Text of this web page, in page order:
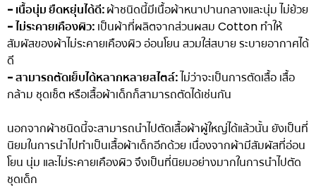
- เนื้อนุ่ม ยืดหยุ่นได้ดี:ผ้าชนิดนี้มีเนื้อผ้าหนาปานกลางและนุ่ม ไม่ย้วย
- ไม่ระคายเคืองผิว: เป็นผ้าที่ผลิตจากส่วนผสม Cotton ทำให้
สัมผัสของผ้าไม่ระคายเคืองผิว อ่อนโยน สวมใส่สบาย ระบายอากาศได้
ดี
- สามารถตัดเย็บได้หลากหลายสไตล์:ไม่ว่าจะเป็นการตัดเสื้อ เสื้อ
กล้าม ชุดเซ็ต หรือเสื้อผ้าเด็กก็สามารถตัดได้เช่นกัน
นอกจากผ้าชนิดนี้จะสามารถนำไปตัดเสื้อผ้าผู้ใหญ่ได้แล้วนั้น ยังเป็นที่
นิยมในการนำไปทำเป็นเสื้อผ้าเด็กอีกด้วย เนื่องจากผ้ามีสัมผัสที่อ่อน
โยน นุ่ม และไม่ระคายเคืองผิว จึงเป็นที่นิยมอย่างมากในการนำไปตัด
ชุดเด็ก